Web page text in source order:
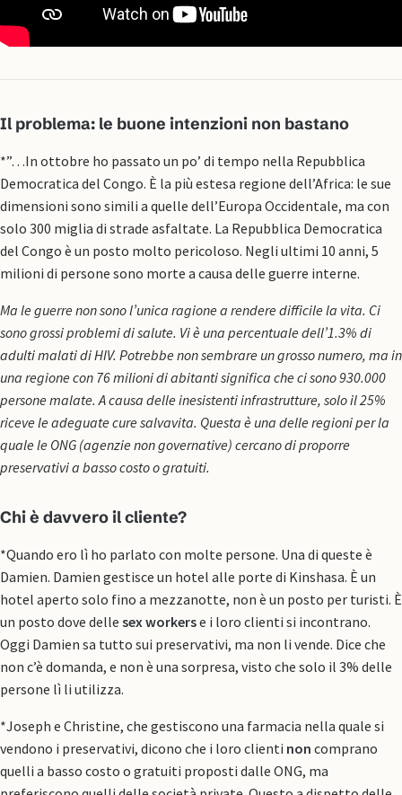
Il problema: le buone intenzioni non bastano
*”…In ottobre ho passato un po’ di tempo nella Repubblica
Democratica del Congo. È la più estesa regione dell’Africa: le sue
dimensioni sono simili a quelle dell’Europa Occidentale, ma con
solo 300 miglia di strade asfaltate. La Repubblica Democratica
del Congo è un posto molto pericoloso. Negli ultimi 10 anni, 5
milioni di persone sono morte a causa delle guerre interne.
Ma le guerre non sono l’unica ragione a rendere difficile la vita. Ci
sono grossi problemi di salute. Vi è una percentuale dell’1.3% di
adulti malati di HIV. Potrebbe non sembrare un grosso numero, ma in
una regione con 76 milioni di abitanti significa che ci sono 930.000
persone malate. A causa delle inesistenti infrastrutture, solo il 25%
riceve le adeguate cure salvavita. Questa è una delle regioni per la
quale le ONG (agenzie non governative) cercano di proporre
preservativi a basso costo o gratuiti.
Chi è davvero il cliente?
*Quando ero lì ho parlato con molte persone. Una di queste è
Damien. Damien gestisce un hotel alle porte di Kinshasa. È un
hotel aperto solo fino a mezzanotte, non è un posto per turisti. È
un posto dove delle sex workerse i loro clienti si incontrano.
Oggi Damien sa tutto sui preservativi, ma non li vende. Dice che
non c’è domanda, e non è una sorpresa, visto che solo il 3% delle
persone lì li utilizza.
*Joseph e Christine, che gestiscono una farmacia nella quale si
vendono i preservativi, dicono che i loro clienti non comprano
quelli a basso costo o gratuiti proposti dalle ONG, ma